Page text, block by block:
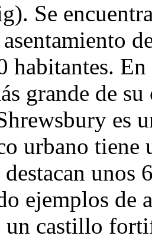
Se
habitantes.
grande de
es
urbano
unos
ejemplos de
castillo